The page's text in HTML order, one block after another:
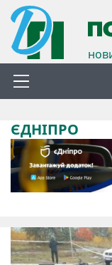
ЄДНІПРО